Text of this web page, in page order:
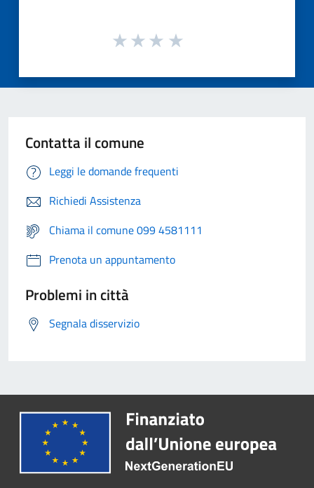
Contatta il comune
Leggi le domande frequenti
Richiedi Assistenza
Chiama il comune 099 4581111
Prenota un appuntamento
Problemi in città
Segnala disservizio